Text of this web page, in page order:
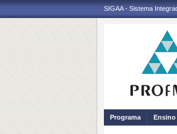
SIGAA - Sistema
Programa Ensino